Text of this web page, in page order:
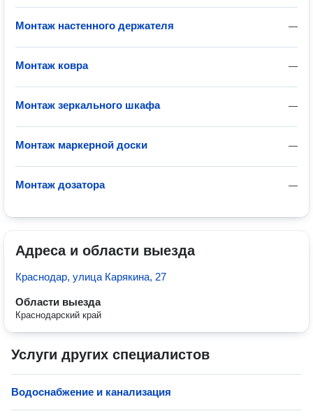
—
Монтаж настенного держателя
—
Монтаж ковра
—
Монтаж зеркального шкафа
—
Монтаж маркерной доски
—
Монтаж дозатора
Адреса и области выезда
Краснодар, улица Карякина, 27
Области выезда
Краснодарский край
Услуги других специалистов
Водоснабжение и канализация